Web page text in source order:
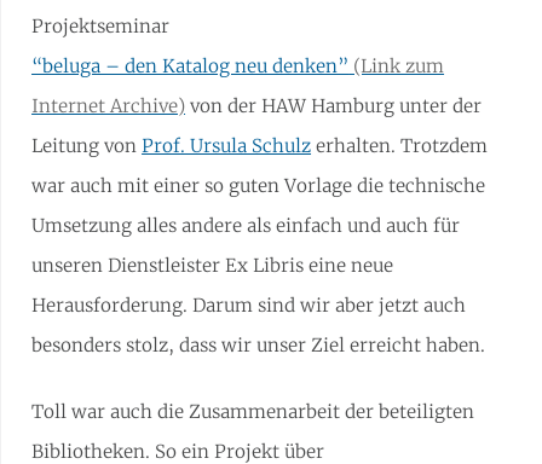
Projektseminar
“beluga – den Katalog neu denken”
von der HAW Hamburg unter der
Leitung von Prof. Ursula Schulz erhalten. Trotzdem
war auch mit einer so guten Vorlage die technische
Umsetzung alles andere als einfach und auch für
unseren Dienstleister Ex Libris eine neue
Herausforderung. Darum sind wir aber jetzt auch
besonders stolz, dass wir unser Ziel erreicht haben.
Toll war auch die Zusammenarbeit der beteiligten
Bibliotheken. So ein Projekt über